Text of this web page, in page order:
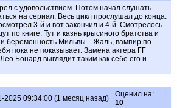
с удовольствием. Потом начал слушать
на сериал. Весь цикл прослушал до конца.
3-й и вот закончил и 4-й. Смотрелось
по книге. Тут и казнь крысиного братства и
беременность Мильвы... Жаль, вампир по
пока не показывает. Замена актера ГГ
Бонард выглядит таким как себе его и
2025 09:34:00 (1 месяц назад)
Оценил на:
10